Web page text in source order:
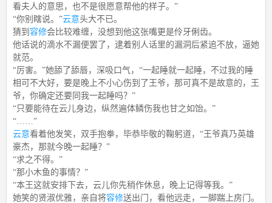
看夫人的意思，也不是很愿意帮他的样子。”
“你别瞎说。”云意头大不已。
猜到 容修会比较难缠，没想到他这张嘴更是伶牙俐齿。
他话说的滴水不漏便罢了，逮着别人话里的漏洞后紧追不放，逼她
就范。
“厉害。”她舔了舔唇，深吸口气，“一起睡就一起睡，不过我的睡
相可不大好，要是晚上不小心伤到了王爷，那可真不是故意的，王
爷，你确定还要同我一起睡吗？”
“只要能待在云儿身边，纵然遍体鳞伤我也甘之如饴。”
“……”
云意看着他发笑，双手抱拳，毕恭毕敬的鞠躬道，“王爷真乃英雄
豪杰，那就今晚一起睡？”
“求之不得。”
“那小木鱼的事情？”
“本王这就安排下去，云儿你先稍作休息，晚上记得等我。”
她笑的贤淑优雅，亲自将容修送出门，看他远走，一脚踹上房门。